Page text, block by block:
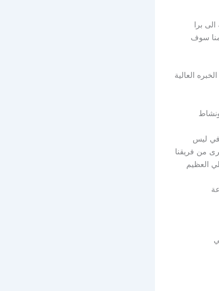
برا
منا سوف
العالية
ليس
من فريقنا
العظيم